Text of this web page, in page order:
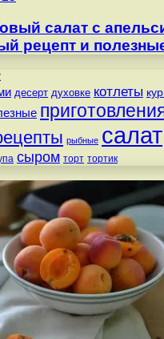
салат с
рецепт и
десерт духовке котлеты
рыбные салат
сыром торт тортик